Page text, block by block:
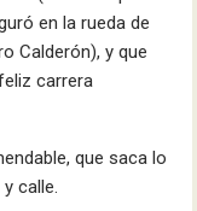
en la rueda de
Calderón), y que
carrera
que saca lo
calle.